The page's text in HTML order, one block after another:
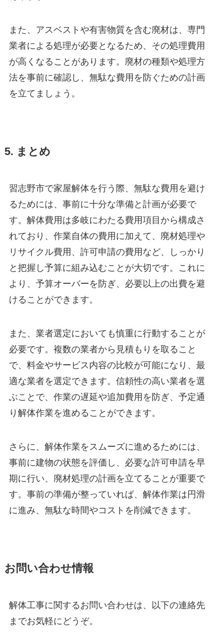
また、アスベストや有害物質を含む廃材は、専門
業者による処理が必要となるため、その処理費用
が高くなることがあります。廃材の種類や処理方
法を事前に確認し、無駄な費用を防ぐための計画
を立てましょう。
5. まとめ
習志野市で家屋解体を行う際、無駄な費用を避け
るためには、事前に十分な準備と計画が必要で
す。解体費用は多岐にわたる費用項目から構成さ
れており、作業自体の費用に加えて、廃材処理や
リサイクル費用、許可申請の費用など、しっかり
と把握し予算に組み込むことが大切です。これに
より、予算オーバーを防ぎ、必要以上の出費を避
けることができます。
また、業者選定においても慎重に行動することが
必要です。複数の業者から見積もりを取ること
で、料金やサービス内容の比較が可能になり、最
適な業者を選定できます。信頼性の高い業者を選
ぶことで、作業の遅延や追加費用を防ぎ、予定通
り解体作業を進めることができます。
さらに、解体作業をスムーズに進めるためには、
事前に建物の状態を評価し、必要な許可申請を早
期に行い、廃材処理の計画を立てることが重要で
す。事前の準備が整っていれば、解体作業は円滑
に進み、無駄な時間やコストを削減できます。
お問い合わせ情報
解体工事に関するお問い合わせは、以下の連絡先
までお気軽にどうぞ。